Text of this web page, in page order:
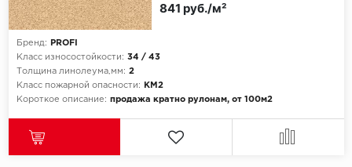
Бренд:
PROFI
Класс износостойкости: 34 / 43
Толщина линолеума,мм: 2
Класс пожарной опасности:
КМ2
Короткое описание: продажа кратно рулонам, от 100м2
841 руб./м²